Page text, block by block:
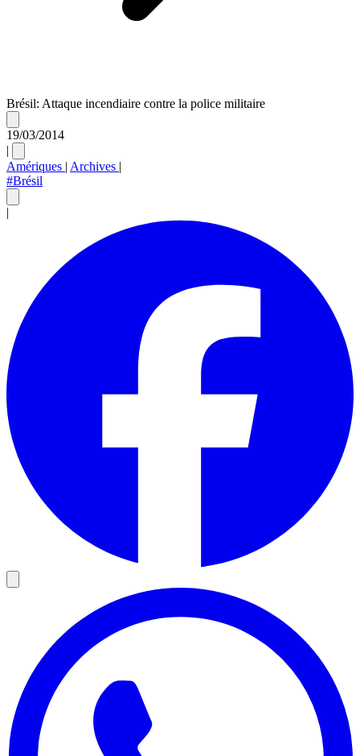
Brésil: Attaque incendiaire contre la police militaire
19/03/2014
|
Amériques | Archives |
#Brésil
|